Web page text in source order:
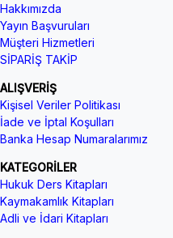
Hakkımızda
Yayın Başvuruları
Müşteri Hizmetleri
SİPARİŞ TAKİP
ALIŞVERİŞ
Kişisel Veriler Politikası
İade ve İptal Koşulları
Banka Hesap Numaralarımız
KATEGORİLER
Hukuk Ders Kitapları
Kaymakamlık Kitapları
Adli ve İdari Kitapları